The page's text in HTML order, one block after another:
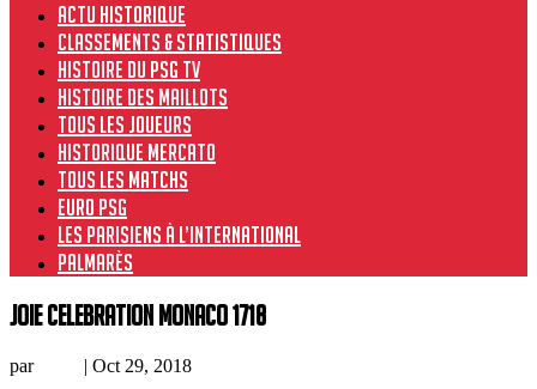
Actu historique
Classements & Statistiques
Histoire du PSG TV
Histoire des maillots
Tous les joueurs
Historique Mercato
Tous les matchs
Euro PSG
Les Parisiens à l’international
Palmarès
joie celebration monaco 1718
par | Oct 29, 2018